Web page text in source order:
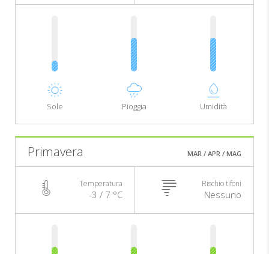
Sole Pioggia Umidità
Primavera MAR / APR / MAG
Temperatura
-3 / 7 °C
Rischio tifoni
Nessuno